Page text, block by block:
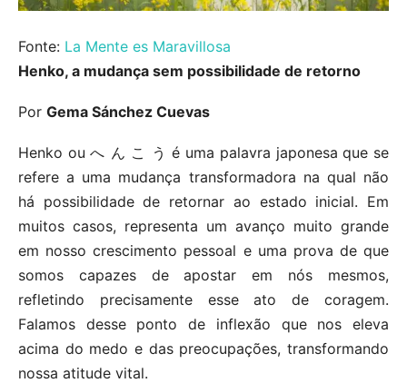
Fonte: La Mente es Maravillosa
Henko, a mudança sem possibilidade de retorno
Por Gema Sánchez Cuevas
Henko ou へ ん こ う é uma palavra japonesa que se
refere a uma mudança transformadora na qual não
há possibilidade de retornar ao estado inicial. Em
muitos casos, representa um avanço muito grande
em nosso crescimento pessoal e uma prova de que
somos capazes de apostar em nós mesmos,
refletindo precisamente esse ato de coragem.
Falamos desse ponto de inflexão que nos eleva
acima do medo e das preocupações, transformando
nossa atitude vital.